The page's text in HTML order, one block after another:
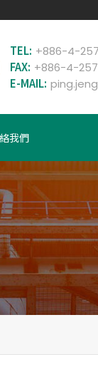
TEL: +886-4-
FAX: +886-4-
E-MAIL:
我們